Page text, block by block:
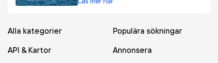
Alla kategorier
Populära sökningar
API & Kartor
Annonsera